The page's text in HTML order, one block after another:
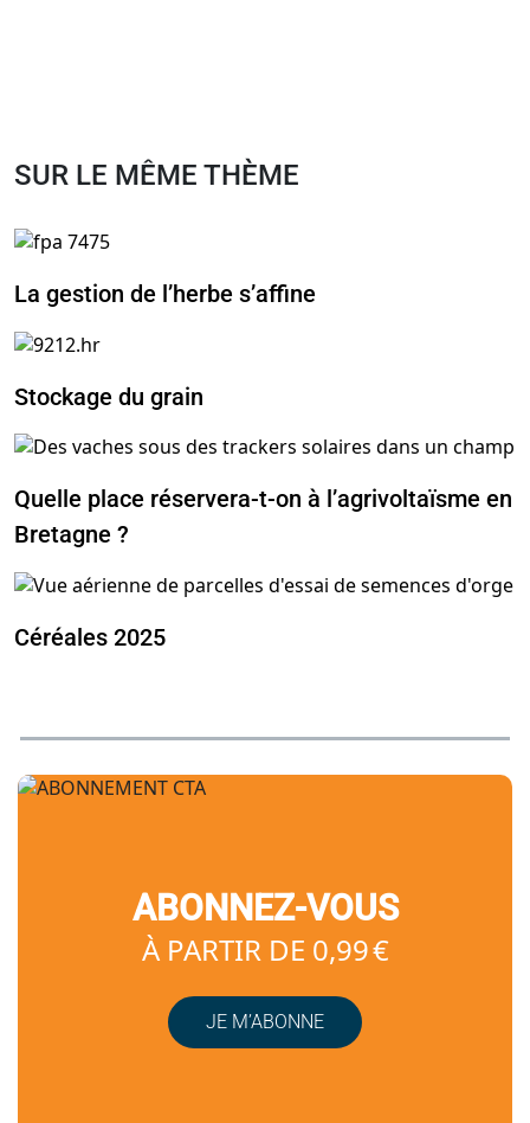
SUR LE MÊME THÈME
La gestion de l’herbe s’affine
Stockage du grain
Quelle place réservera-t-on à l’agrivoltaïsme en
Bretagne ?
Céréales 2025
ABONNEZ-VOUS
À PARTIR DE 0,99 €
JE M’ABONNE